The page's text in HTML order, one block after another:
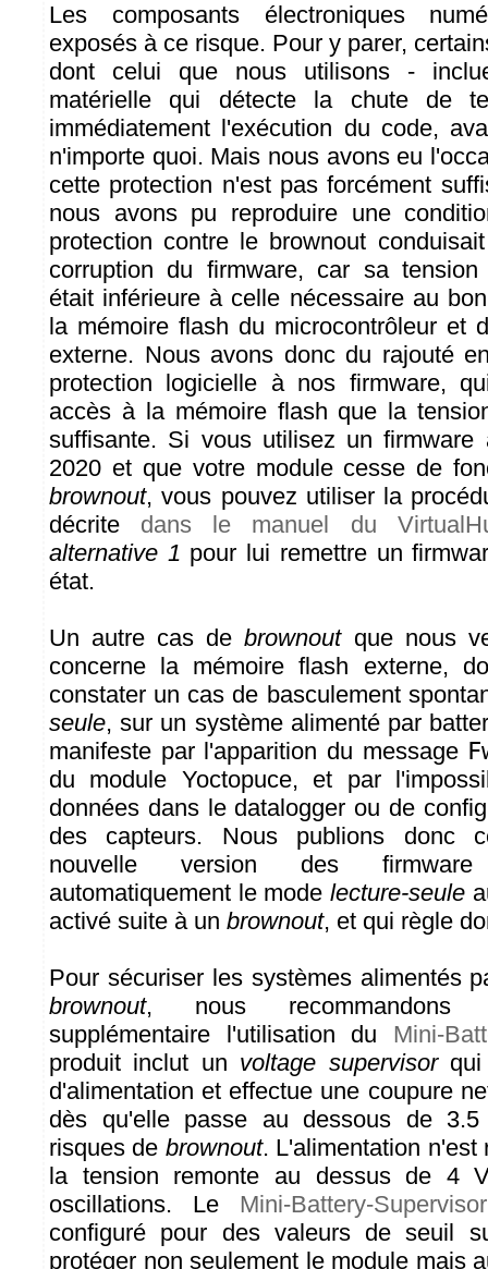
Les composants électroniques
exposés à ce risque. Pour y parer,
dont celui que nous utilisons -
matérielle qui détecte la chute de
immédiatement l'exécution du code,
n'importe quoi. Mais nous avons eu
cette protection n'est pas forcément
nous avons pu reproduire une
protection contre le brownout
corruption du firmware, car sa tension
était inférieure à celle nécessaire au
la mémoire flash du microcontrôleur et
externe. Nous avons donc du rajouté
protection logicielle à nos firmware,
accès à la mémoire flash que la
suffisante. Si vous utilisez un firmware
2020 et que votre module cesse de
brownout, vous pouvez utiliser la
décrite dans le manuel du
alternative 1 pour lui remettre un
état.
Un autre cas debrownoutque nous
concerne la mémoire flash externe,
constater un cas de basculement
seule, sur un système alimenté par
manifeste par l'apparition du message
du module Yoctopuce, et par
données dans le datalogger ou de
des capteurs. Nous publions donc
nouvelle version des
automatiquement le mode lecture-seule
activé suite à un brownout, et qui règle
Pour sécuriser les systèmes alimentés
brownout, nous recommandons
supplémentaire l'utilisation du Mini-
produit inclut un voltage supervisorqui
d'alimentation et effectue une coupure
dès qu'elle passe au dessous de
risques de brownout. L'alimentation n'est
la tension remonte au dessus de 4
oscillations. Le Mini-Battery-Supervisor
configuré pour des valeurs de seuil
protéger non seulement le module mais